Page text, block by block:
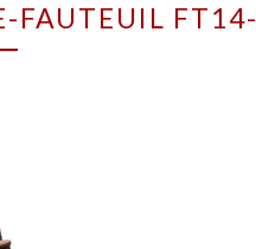
FAUTEUIL